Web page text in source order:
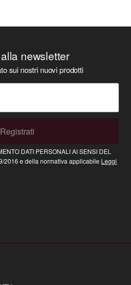
newsletter
sui nostri nuovi prodotti
Registrati
DATI PERSONALI AI SENSI DEL
2016 e della normativa applicabile Leggi